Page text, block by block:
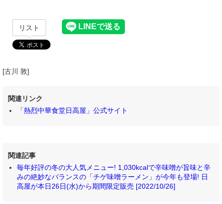
リスト
[古川 敦]
関連リンク
「熱烈中華食堂日高屋」公式サイト
関連記事
毎年好評の冬の大人気メニュー! 1,030kcalで辛味噌が旨味と辛
みの絶妙なバランスの「チゲ味噌ラーメン」が今年も登場! 日
高屋が本日26日(水)から期間限定販売 [2022/10/26]